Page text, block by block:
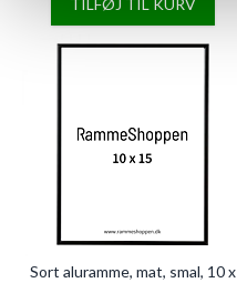
TILFØJ TIL KURV
Sort aluramme, mat, smal, 10 x